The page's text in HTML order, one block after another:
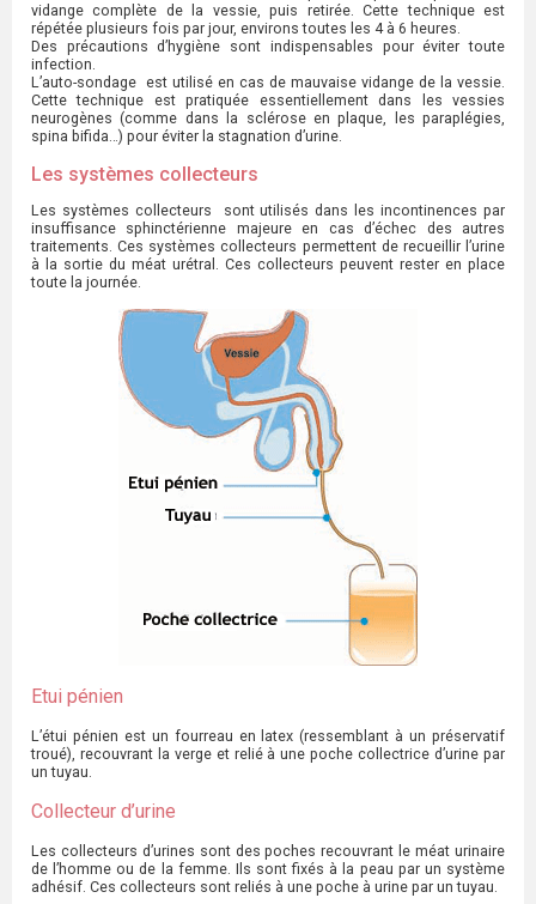
vidange complète de la vessie, puis retirée. Cette technique est
répétée plusieurs fois par jour, environs toutes les 4 à 6 heures.
Des précautions d’hygiène sont indispensables pour éviter toute
infection.
L’auto-sondage est utilisé en cas de mauvaise vidange de la vessie.
Cette technique est pratiquée essentiellement dans les vessies
neurogènes (comme dans la sclérose en plaque, les paraplégies,
spina bifida…) pour éviter la stagnation d’urine.
Les systèmes collecteurs
Les systèmes collecteurs sont utilisés dans les incontinences par
insuffisance sphinctérienne majeure en cas d’échec des autres
traitements. Ces systèmes collecteurs permettent de recueillir l’urine
à la sortie du méat urétral. Ces collecteurs peuvent rester en place
toute la journée.
Etui pénien
L’étui pénien est un fourreau en latex (ressemblant à un préservatif
troué), recouvrant la verge et relié à une poche collectrice d’urine par
un tuyau.
Collecteur d’urine
Les collecteurs d’urines sont des poches recouvrant le méat urinaire
de l’homme ou de la femme. Ils sont fixés à la peau par un système
adhésif. Ces collecteurs sont reliés à une poche à urine par un tuyau.